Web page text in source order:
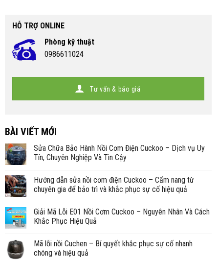
HỖ TRỢ ONLINE
Phòng kỹ thuật
0986611024
Tư vấn & báo giá
BÀI VIẾT MỚI
Sửa Chữa Bảo Hành Nồi Cơm Điện Cuckoo – Dịch vụ Uy
Tín, Chuyên Nghiệp Và Tin Cậy
Hướng dẫn sửa nồi cơm điện Cuckoo – Cẩm nang từ
chuyên gia để bảo trì và khắc phục sự cố hiệu quả
Giải Mã Lỗi E01 Nồi Cơm Cuckoo – Nguyên Nhân Và Cách
Khắc Phục Hiệu Quả
Mã lỗi nồi Cuchen – Bí quyết khắc phục sự cố nhanh
chóng và hiệu quả